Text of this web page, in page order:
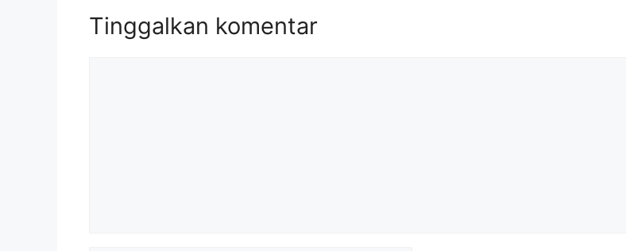
Tinggalkan komentar